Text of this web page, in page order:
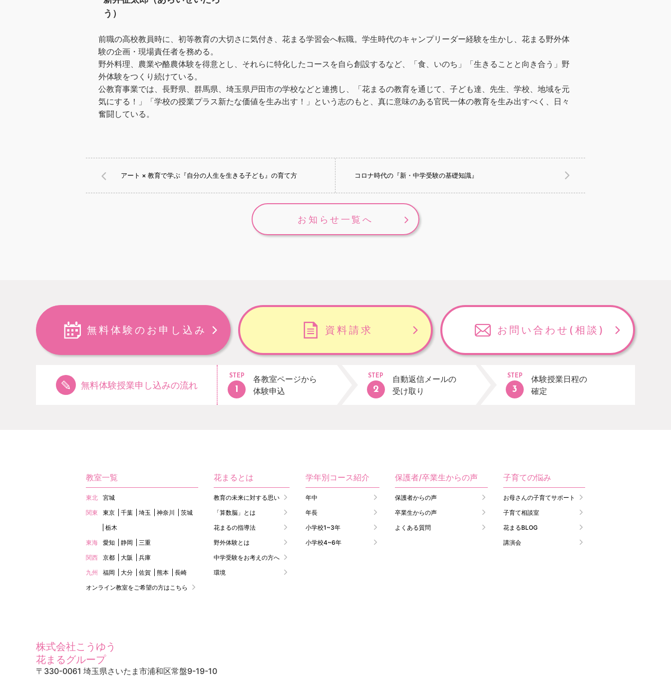
う）
前職の高校教員時に、初等教育の大切さに気付き、花まる学習会へ転職。学生時代のキャンプリーダー経験を生かし、花まる野外体
験の企画・現場責任者を務める。
野外料理、農業や酪農体験を得意とし、それらに特化したコースを自ら創設するなど、「食、いのち」「生きることと向き合う」野
外体験をつくり続けている。
公教育事業では、長野県、群馬県、埼玉県戸田市の学校などと連携し、「花まるの教育を通じて、子ども達、先生、学校、地域を元
気にする！」「学校の授業プラス新たな価値を生み出す！」という志のもと、真に意味のある官民一体の教育を生み出すべく、日々
奮闘している。
アート × 教育で学ぶ『自分の人生を生きる子ども』の育て方 コロナ時代の『新・中学受験の基礎知識』
お知らせ一覧へ
無料体験のお申し込み 資料請求 お問い合わせ (相談)
無料体験授業申し込みの流れ
STEP
各教室ページから
体験申込
STEP
自動返信メールの
受け取り
STEP
体験授業日程の
確定
教室一覧
東北
宮城
関東
東京 千葉 埼玉 神奈川
茨城
栃木
東海
愛知 静岡
三重
関西
京都 大阪
兵庫
九州
福岡 大分 佐賀 熊本
長崎
オンライン教室をご希望の方はこちら
花まるとは
教育の未来に対する思い
「算数脳」とは
花まるの指導法
野外体験とは
中学受験をお考えの方へ
環境
学年別コース紹介
年中
年長
小学校1~3年
小学校4~6年
保護者/卒業生からの声
保護者からの声
卒業生からの声
よくある質問
子育ての悩み
お母さんの子育てサポート
子育て相談室
花まるBLOG
講演会
株式会社こうゆう
花まるグループ
〒330-0061 埼玉県さいたま市浦和区常盤9-19-10